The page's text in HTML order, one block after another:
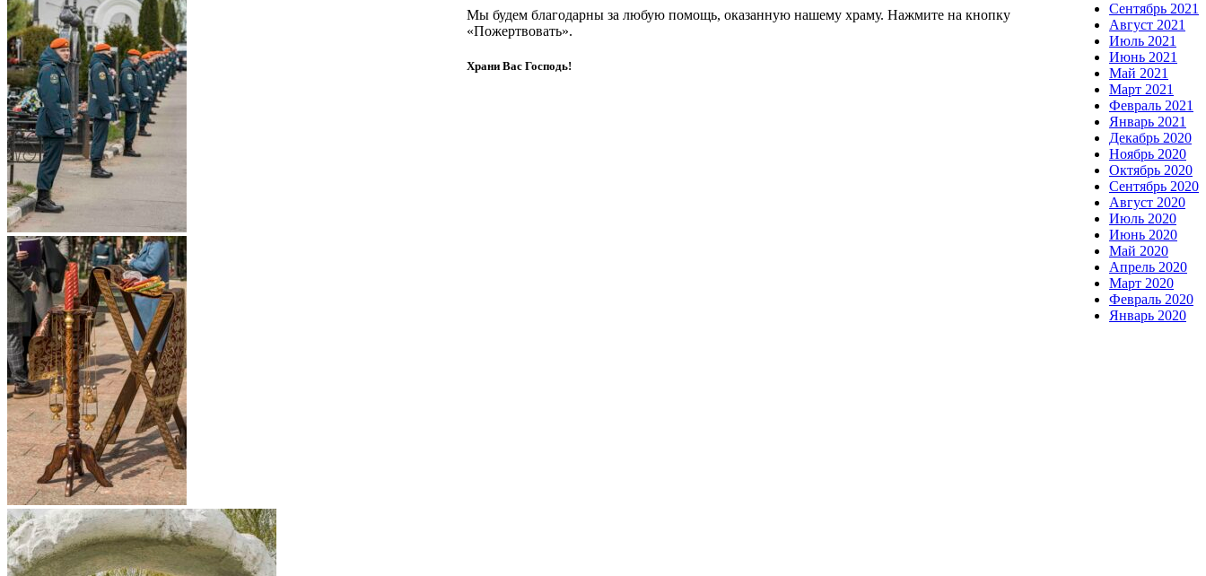
Сентябрь 2021
Август 2021
Июль 2021
Июнь 2021
Май 2021
Март 2021
Февраль 2021
Январь 2021
Декабрь 2020
Ноябрь 2020
Октябрь 2020
Сентябрь 2020
Август 2020
Июль 2020
Июнь 2020
Май 2020
Апрель 2020
Март 2020
Февраль 2020
Январь 2020
Мы будем благодарны за любую помощь, оказанную нашему храму. Нажмите на кнопку
«Пожертвовать».
Храни Вас Господь!